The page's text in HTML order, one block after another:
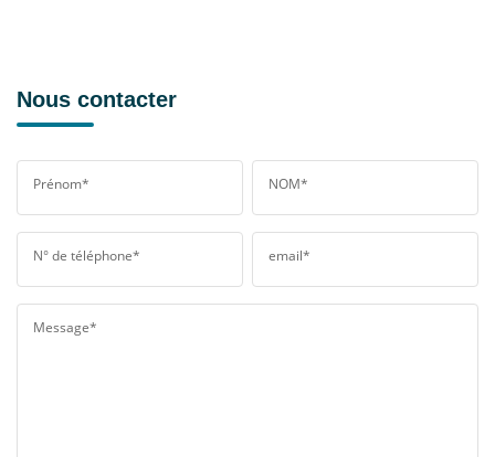
Nous contacter
Prénom* NOM*
N° de téléphone* email*
Message*